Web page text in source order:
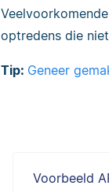
optredens die
Tip: Geneer
Voorbeeld